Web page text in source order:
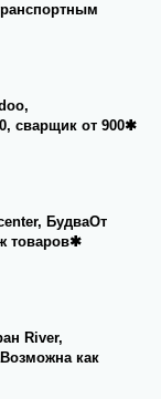
сварщик от 900✱
БудваОт
товаров✱
River,
как